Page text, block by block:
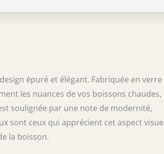
: 1x Villeroy & Boch
ml), Matière : Verre
épuré et élégant. Fabriquée en verre
les nuances de vos boissons chaudes,
soulignée par une note de modernité,
sont ceux qui apprécient cet aspect
la boisson.